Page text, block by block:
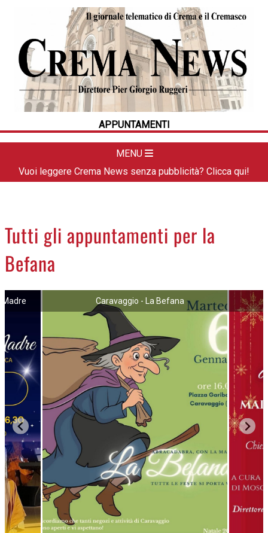
APPUNTAMENTI
MENU
HOME
CRONACA
POLITICA
LA FOTO
DAL TERRITORIO
APPUNTAMENTI
LA PIAZZA
ACCEDI
Vuoi leggere Crema News senza pubblicità? Clicca qui!
Tutti gli appuntamenti per la
Befana
Madre Caravaggio - La Befana